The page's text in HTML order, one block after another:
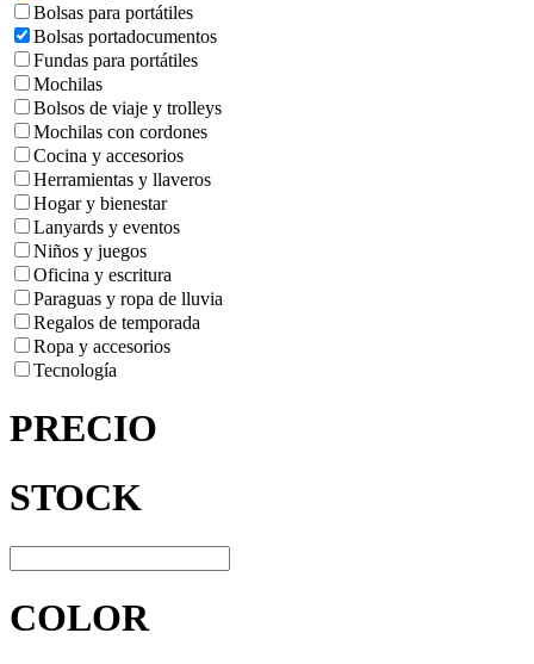
Bolsas para portátiles
Bolsas portadocumentos
Fundas para portátiles
Mochilas
Bolsos de viaje y trolleys
Mochilas con cordones
Cocina y accesorios
Herramientas y llaveros
Hogar y bienestar
Lanyards y eventos
Niños y juegos
Oficina y escritura
Paraguas y ropa de lluvia
Regalos de temporada
Ropa y accesorios
Tecnología
PRECIO
STOCK
COLOR